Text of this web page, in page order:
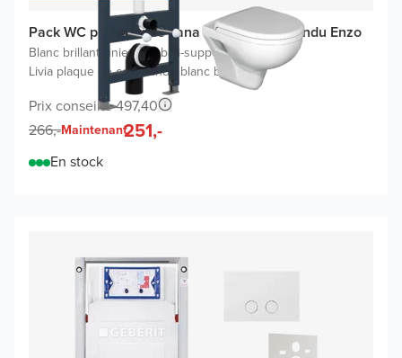
Pack WC promo Linie Ilana avec WC suspendu Enzo
Blanc brillant Linie Ilana bâti-support|
Livia plaque de commande blanc brillant
Prix conseillé 497,40
266,-Maintenant251,-
En stock